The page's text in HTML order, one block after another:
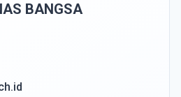
BANGSA